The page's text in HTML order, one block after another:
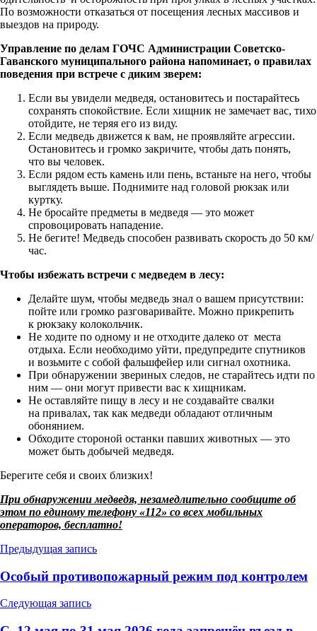
По возможности отказаться от посещения лесных массивов и
выездов на природу.
Управление по делам ГОЧС Администрации Советско-
Гаванского муниципального района напоминает, о правилах
поведения при встрече с диким зверем:
Если вы увидели медведя, остановитесь и постарайтесь
сохранять спокойствие. Если хищник не замечает вас, тихо
отойдите, не теряя его из виду.
Если медведь движется к вам, не проявляйте агрессии.
Остановитесь и громко закричите, чтобы дать понять,
что вы человек.
Если рядом есть камень или пень, встаньте на него, чтобы
выглядеть выше. Поднимите над головой рюкзак или
куртку.
Не бросайте предметы в медведя — это может
спровоцировать нападение.
Не бегите! Медведь способен развивать скорость до 50 км/
час.
Чтобы избежать встречи с медведем в лесу:
Делайте шум, чтобы медведь знал о вашем присутствии:
пойте или громко разговаривайте. Можно прикрепить
к рюкзаку колокольчик.
Не ходите по одному и не отходите далеко от места
отдыха. Если необходимо уйти, предупредите спутников
и возьмите с собой фальшфейер или сигнал охотника.
При обнаружении звериных следов, не старайтесь идти по
ним — они могут привести вас к хищникам.
Не оставляйте пищу в лесу и не создавайте свалки
на привалах, так как медведи обладают отличным
обонянием.
Обходите стороной останки павших животных — это
может быть добычей медведя.
Берегите себя и своих близких!
При обнаружении медведя, незамедлительно сообщите об
этом по единому телефону «112» со всех мобильных
операторов, бесплатно!
Навигация
по
записям
Предыдущая запись
Особый противопожарный режим под контролем
Следующая запись